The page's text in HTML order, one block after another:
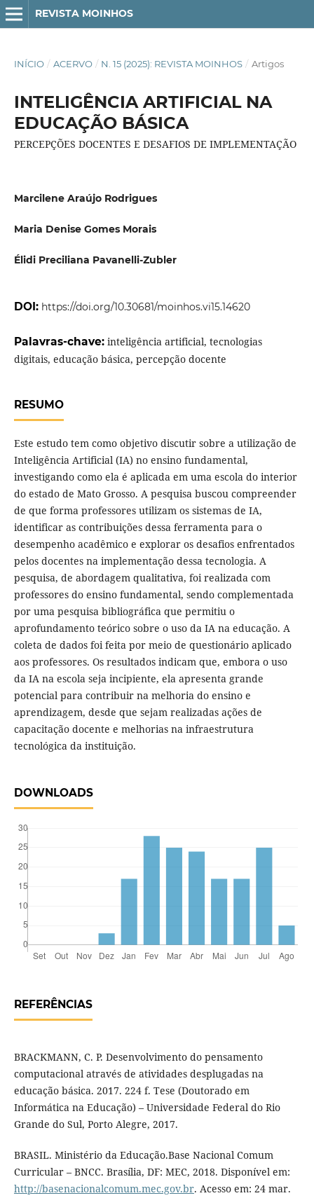
REVISTA MOINHOS
INÍCIO / ACERVO / N. 15 (2025): REVISTA MOINHOS / Artigos
INTELIGÊNCIA ARTIFICIAL NA
EDUCAÇÃO BÁSICA
PERCEPÇÕES DOCENTES E DESAFIOS DE IMPLEMENTAÇÃO
Marcilene Araújo Rodrigues
Maria Denise Gomes Morais
Élidi Preciliana Pavanelli-Zubler
DOI: https://doi.org/10.30681/moinhos.vi15.14620
Palavras-chave: inteligência artificial, tecnologias
digitais, educação básica, percepção docente
RESUMO
Este estudo tem como objetivo discutir sobre a utilização de
Inteligência Artificial (IA) no ensino fundamental,
investigando como ela é aplicada em uma escola do interior
do estado de Mato Grosso. A pesquisa buscou compreender
de que forma professores utilizam os sistemas de IA,
identificar as contribuições dessa ferramenta para o
desempenho acadêmico e explorar os desafios enfrentados
pelos docentes na implementação dessa tecnologia. A
pesquisa, de abordagem qualitativa, foi realizada com
professores do ensino fundamental, sendo complementada
por uma pesquisa bibliográfica que permitiu o
aprofundamento teórico sobre o uso da IA na educação. A
coleta de dados foi feita por meio de questionário aplicado
aos professores. Os resultados indicam que, embora o uso
da IA na escola seja incipiente, ela apresenta grande
potencial para contribuir na melhoria do ensino e
aprendizagem, desde que sejam realizadas ações de
capacitação docente e melhorias na infraestrutura
tecnológica da instituição.
DOWNLOADS
REFERÊNCIAS
BRACKMANN, C. P. Desenvolvimento do pensamento
computacional através de atividades desplugadas na
educação básica. 2017. 224 f. Tese (Doutorado em
Informática na Educação) – Universidade Federal do Rio
Grande do Sul, Porto Alegre, 2017.
BRASIL. Ministério da Educação.Base Nacional Comum
Curricular – BNCC. Brasília, DF: MEC, 2018. Disponível em:
http://basenacionalcomum.mec.gov.br. Acesso em: 24 mar.